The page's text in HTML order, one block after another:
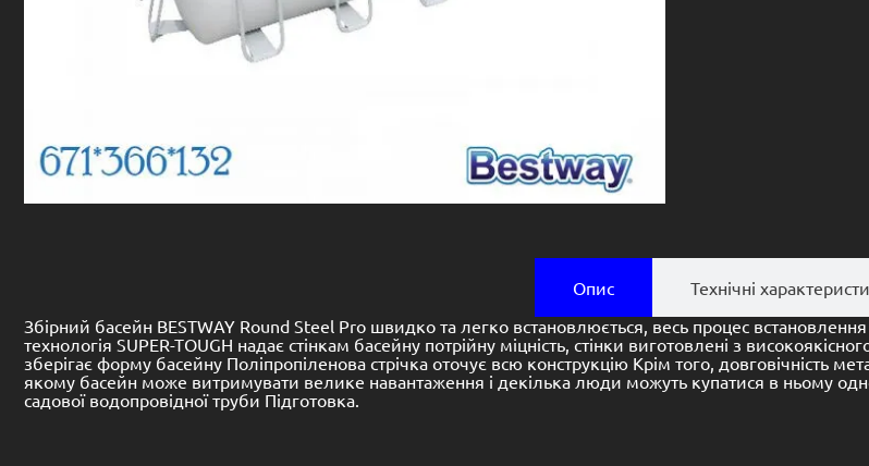
Опис
Технічні
Збірний басейн BESTWAY Round Steel Pro швидко та легко встановлюється, весь процес
технологія SUPER-TOUGH надає стінкам басейну потрійну міцність, стінки виготовлені з
зберігає форму басейну Поліпропіленова стрічка оточує всю конструкцію Крім того, довговічність
якому басейн може витримувати велике навантаження і декілька люди можуть купатися в ньому
садової водопровідної труби Підготовка.